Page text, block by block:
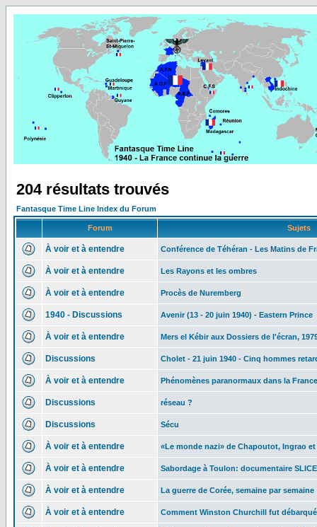
204 résultats trouvés
Fantasque Time Line Index du Forum
Forum Sujets
À voir et à entendre Conférence de Téhéran - Les Matins de
À voir et à entendre Les Rayons et les ombres
À voir et à entendre Procès de Nuremberg
1940 - Discussions Avenir (13 - 20 juin 1940) - Eastern Prince
À voir et à entendre Mers el Kébir aux Dossiers de l'écran,
Discussions Cholet - 21 juin 1940 - Cinq hommes
À voir et à entendre Phénomènes paranormaux dans la
Discussions réseau ?
Discussions Sécu
À voir et à entendre «Le monde nazi» de Chapoutot, Ingrao et
À voir et à entendre Sabordage à Toulon: documentaire
À voir et à entendre La guerre de Corée, semaine par semaine
À voir et à entendre Comment Winston Churchill fut